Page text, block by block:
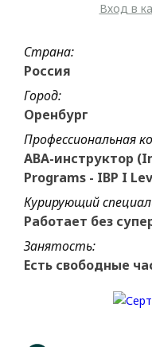
Вход в
Страна:
Россия
Город:
Оренбург
Профессиональная
ABA-инструктор
Programs - IBP I
Курирующий
Работает без
Занятость:
Есть свободные